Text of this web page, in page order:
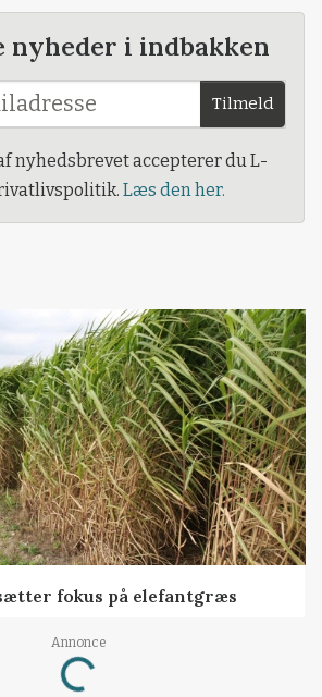
nyheder i indbakken
Tilmeld
nyhedsbrevet accepterer du L-
Læs den her.
fokus på elefantgræs
Annonce